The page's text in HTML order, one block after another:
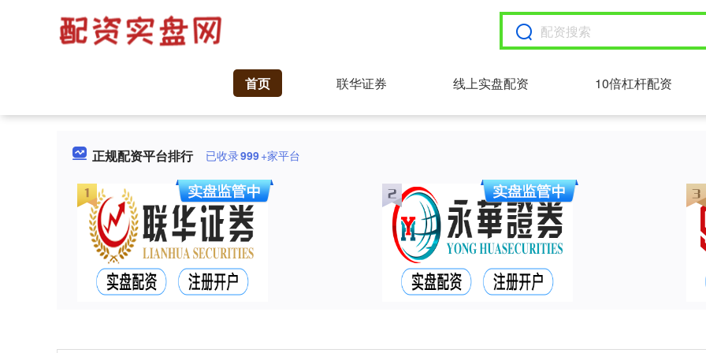
首页 联华证券 线上实盘配资 10倍杠杆配资
正规配资平台排行 已收录999+家平台